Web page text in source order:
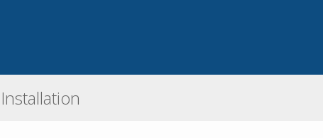
Installation